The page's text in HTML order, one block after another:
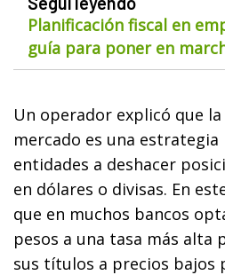
Planificación fiscal en
guía para poner en
Un operador explicó que
mercado es una
entidades a deshacer
en dólares o divisas. En
que en muchos bancos
pesos a una tasa más alta
sus títulos a precios bajos